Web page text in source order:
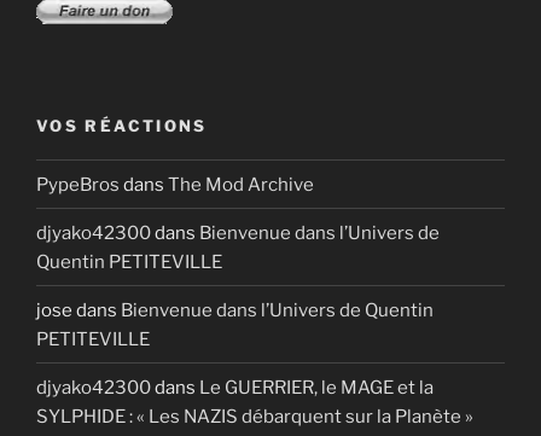
VOS RÉACTIONS
PypeBros dans The Mod Archive
djyako42300dans Bienvenue dans l’Univers de
Quentin PETITEVILLE
jose dans Bienvenue dans l’Univers de Quentin
PETITEVILLE
djyako42300dans Le GUERRIER, le MAGE et la
SYLPHIDE : « Les NAZIS débarquent sur la Planète »